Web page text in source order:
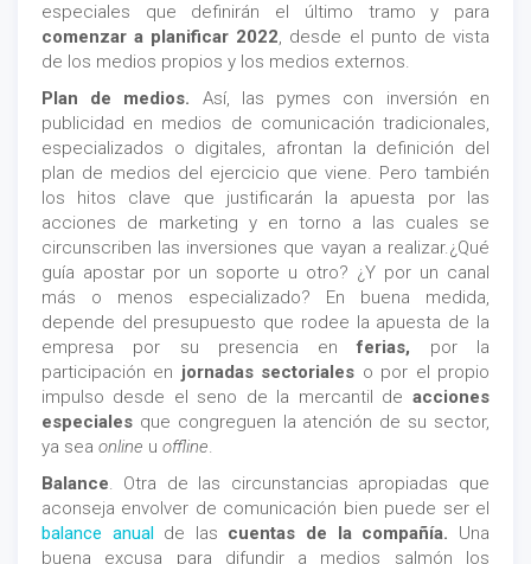
especiales que definirán el último tramo y para
comenzar a planificar 2022, desde el punto de vista
de los medios propios y los medios externos.
Plan de medios. Así, las pymes con inversión en
publicidad en medios de comunicación tradicionales,
especializados o digitales, afrontan la definición del
plan de medios del ejercicio que viene. Pero también
los hitos clave que justificarán la apuesta por las
acciones de marketing y en torno a las cuales se
circunscriben las inversiones que vayan a realizar.¿Qué
guía apostar por un soporte u otro? ¿Y por un canal
más o menos especializado? En buena medida,
depende del presupuesto que rodee la apuesta de la
empresa por su presencia en ferias, por la
participación en jornadas sectoriales o por el propio
impulso desde el seno de la mercantil de acciones
especiales que congreguen la atención de su sector,
ya sea online u offline.
Balance. Otra de las circunstancias apropiadas que
aconseja envolver de comunicación bien puede ser el
balance anual
de las cuentas de la compañía. Una
buena excusa para difundir a medios salmón los